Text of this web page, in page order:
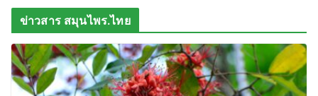
ข่าวสาร สมุนไพร.ไทย